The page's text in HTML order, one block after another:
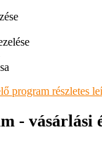
program részletes
- vásárlási